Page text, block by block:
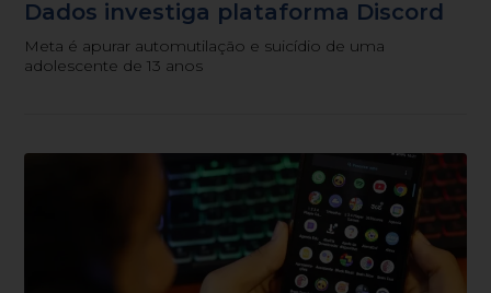
Dados investiga plataforma Discord
Meta é apurar automutilação e suicídio de uma
adolescente de 13 anos